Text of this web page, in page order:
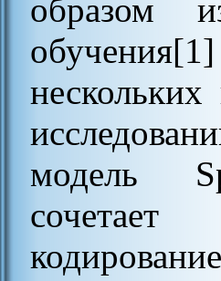
образом
модель
сочетает